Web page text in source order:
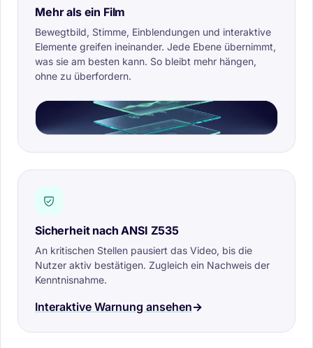
Mehr als ein Film
Bewegtbild, Stimme, Einblendungen und interaktive
Elemente greifen ineinander. Jede Ebene übernimmt,
was sie am besten kann. So bleibt mehr hängen,
ohne zu überfordern.
Sicherheit nach ANSI Z535
An kritischen Stellen pausiert das Video, bis die
Nutzer aktiv bestätigen. Zugleich ein Nachweis der
Kenntnisnahme.
Interaktive Warnung ansehen